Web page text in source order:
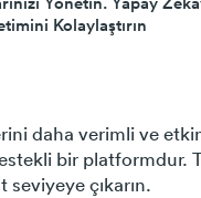
Kolaylaştırın
daha verimli ve
bir platformdur.
çıkarın.